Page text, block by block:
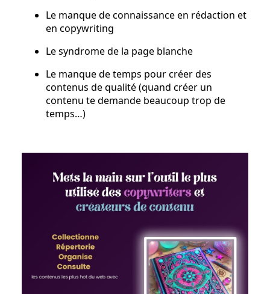
Le manque de connaissance en rédaction et
en copywriting
Le syndrome de la page blanche
Le manque de temps pour créer des
contenus de qualité (quand créer un
contenu te demande beaucoup trop de
temps…)